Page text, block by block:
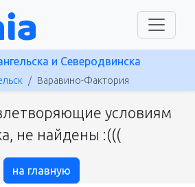
и Северодвинска
Варавино-Фактория
условиям
не найдены :(((
на главную